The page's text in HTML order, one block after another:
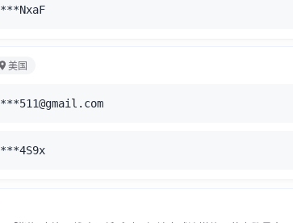
美国